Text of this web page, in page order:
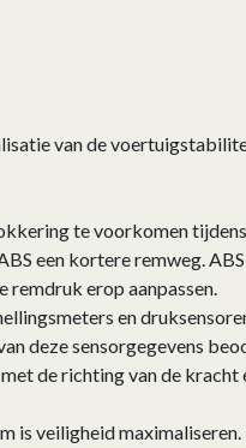
van de
te voorkomen
een kortere remweg.
remdruk erop aanpassen.
en
deze sensorgegevens
de richting van de kracht
is veiligheid